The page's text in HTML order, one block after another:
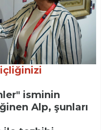
isminin
Alp, şunları